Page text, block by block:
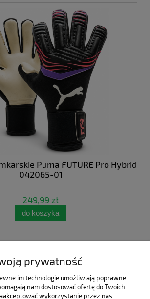
Puma FUTURE Pro Hybrid
042065-01
249,99 zł
do koszyka
prywatność
im technologie umożliwiają poprawne
nam dostosować ofertę do Twoich
wykorzystanie przez nas